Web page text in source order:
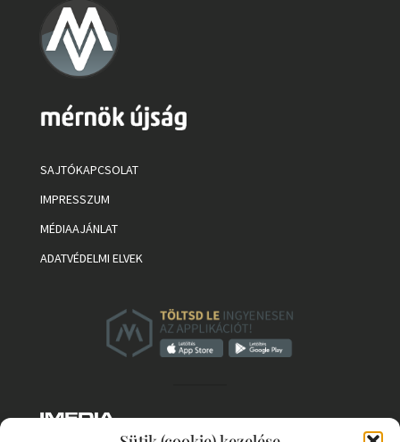
SAJTÓKAPCSOLAT
IMPRESSZUM
MÉDIAAJÁNLAT
ADATVÉDELMI ELVEK